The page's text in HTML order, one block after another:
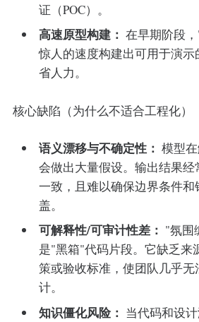
证（POC）。
高速原型构建： 在早期阶段
惊人的速度构建出可用于演
省人力。
核心缺陷（为什么不适合工程化）
语义漂移与不确定性： 模型
会做出大量假设。输出结果
一致，且难以确保边界条件
盖。
可解释性/可审计性差： "氛围
是"黑箱"代码片段。它缺乏来
策或验收标准，使团队几乎
计。
知识僵化风险： 当代码和设